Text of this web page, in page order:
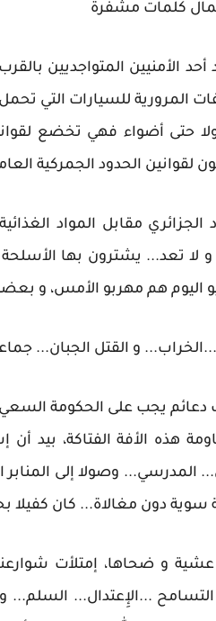
كلمات مشفرة
أحد الأمنيين المتواجديين
المرورية للسيارات التي
حتى أضواء فهي تخضع
لقوانين الحدود الجمركية
الجزائري مقابل المواد
لا تعد... يشترون بها الأسلحة
اليوم هم مهربو الأمس، و
و القتل الجبان...
دعائم يجب على الحكومة السعي
هذه الأفة الفتاكة، بيد
المدرسي... وصولا إلى المنابر
سوية دون مغالاة... كان كفيلا
عشية و ضحاها، إمتلأت
...الإِعتدال... السلم...